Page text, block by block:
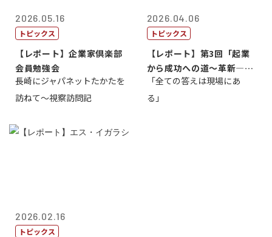
2026.05.16
トピックス
【レポート】企業家倶楽部
会員勉強会
長崎にジャパネットたかたを
訪ねて～視察訪問記
2026.04.06
トピックス
【レポート】第3回「起業
から成功への道～革新―挑
戦の先にある...
「全ての答えは現場にあ
る」
2026.02.16
トピックス